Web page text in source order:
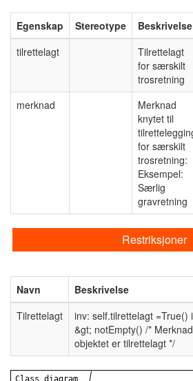
Egenskap Stereotype Beskrivelse
tilrettelagt
Tilrettelagt
for særskilt
trosretning
merknad
Merknad
knytet til
for særskilt
trosretning:
Eksempel:
Særlig
gravretning
Restriksjoner
Navn
Beskrivelse
Tilrettelagt
inv: self.tilrettelagt =True()
&gt; notEmpty() /*
objektet er tilrettelagt */